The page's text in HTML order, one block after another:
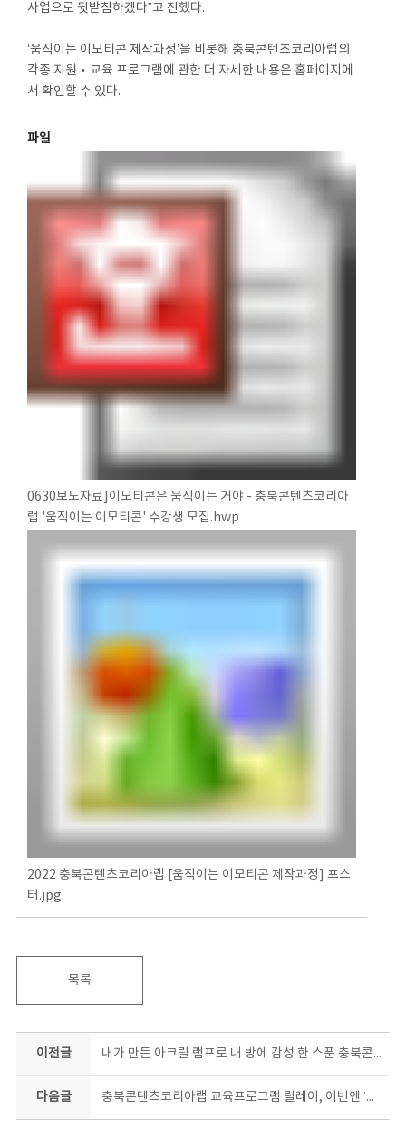
사업으로 뒷받침하겠다”고 전했다.
‘움직이는 이모티콘 제작과정’을 비롯해 충북콘텐츠코리아랩의
각종 지원‧교육 프로그램에 관한 더 자세한 내용은 홈페이지에
서 확인할 수 있다.
파일
0630보도자료]이모티콘은 움직이는 거야 - 충북콘텐츠코리아
랩 '움직이는 이모티콘' 수강생 모집.hwp
2022 충북콘텐츠코리아랩 [움직이는 이모티콘 제작과정] 포스
터.jpg
목록
이전글 내가 만든 아크릴 램프로 내 방에 감성 한 스푼 충북콘텐츠코리아랩 아크릴 램프 제작과정 교육생 모집
다음글 충북콘텐츠코리아랩 교육프로그램 릴레이, 이번엔 ‘아트토이’다!